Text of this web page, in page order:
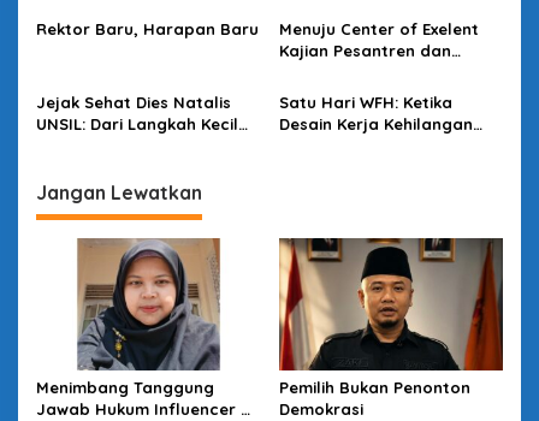
s
Rektor Baru, Harapan Baru
Menuju Center of Exelent
Kajian Pesantren dan
Jejak Sehat Dies Natalis
UNSIL: Dari Langkah Kecil
Satu Hari WFH: Ketika
Desain Kerja Kehilangan
Jangan Lewatkan
Menimbang Tanggung
Jawab Hukum Influencer di
Pemilih Bukan Penonton
Demokrasi